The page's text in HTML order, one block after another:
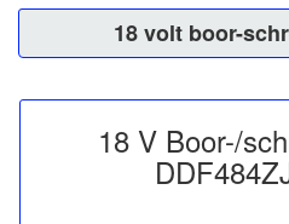
18 volt boor-
18 V Boor-/